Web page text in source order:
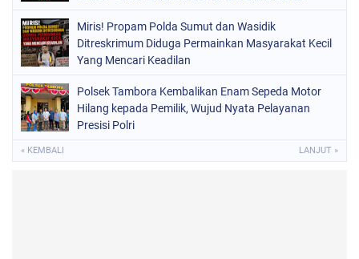
Miris! Propam Polda Sumut dan Wasidik
Ditreskrimum Diduga Permainkan Masyarakat Kecil
Yang Mencari Keadilan
Polsek Tambora Kembalikan Enam Sepeda Motor
Hilang kepada Pemilik, Wujud Nyata Pelayanan
Presisi Polri
« KEMBALI LANJUT »